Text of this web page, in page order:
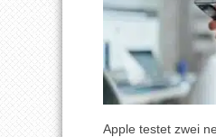
Apple testet zwei